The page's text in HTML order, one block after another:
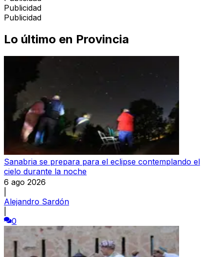
Publicidad
Publicidad
Lo último en Provincia
Sanabria se prepara para el eclipse contemplando el
cielo durante la noche
6 ago 2026
Alejandro Sardón
0